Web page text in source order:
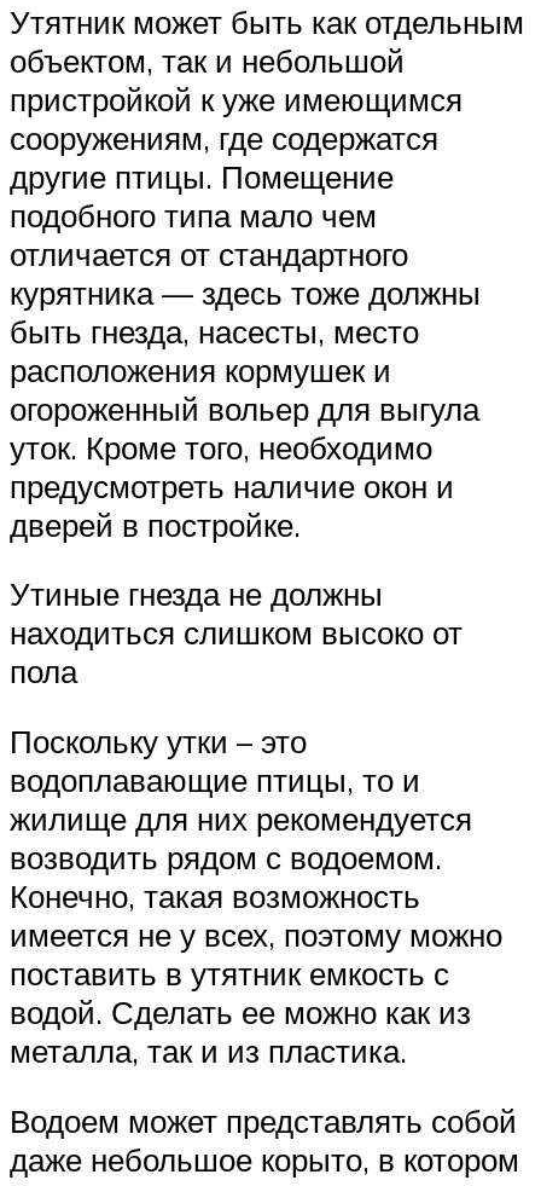
Утятник может быть как отдельным
объектом, так и небольшой
пристройкой к уже имеющимся
сооружениям, где содержатся
другие птицы. Помещение
подобного типа мало чем
отличается от стандартного
курятника — здесь тоже должны
быть гнезда, насесты, место
расположения кормушек и
огороженный вольер для выгула
уток. Кроме того, необходимо
предусмотреть наличие окон и
дверей в постройке.
Утиные гнезда не должны
находиться слишком высоко от
пола
Поскольку утки – это
водоплавающие птицы, то и
жилище для них рекомендуется
возводить рядом с водоемом.
Конечно, такая возможность
имеется не у всех, поэтому можно
поставить в утятник емкость с
водой. Сделать ее можно как из
металла, так и из пластика.
Водоем может представлять собой
даже небольшое корыто, в котором